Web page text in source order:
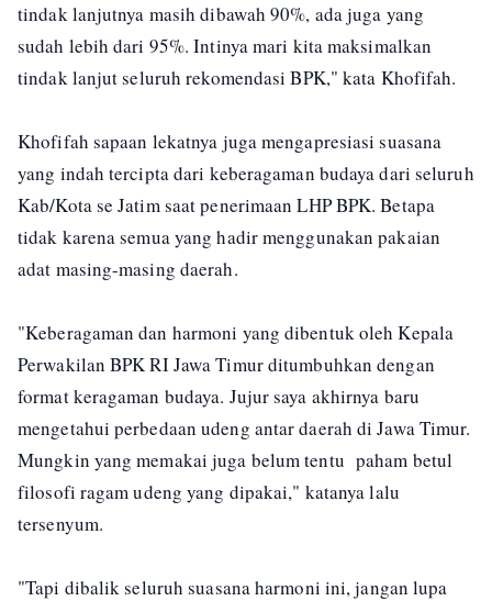
tindak lanjutnya masih dibawah 90%, ada juga yang
sudah lebih dari 95%. Intinya mari kita maksimalkan
tindak lanjut seluruh rekomendasi BPK," kata Khofifah.
Khofifah sapaan lekatnya juga mengapresiasi suasana
yang indah tercipta dari keberagaman budaya dari seluruh
Kab/Kota se Jatim saat penerimaan LHP BPK. Betapa
tidak karena semua yang hadir menggunakan pakaian
adat masing-masing daerah.
"Keberagaman dan harmoni yang dibentuk oleh Kepala
Perwakilan BPK RI Jawa Timur ditumbuhkan dengan
format keragaman budaya. Jujur saya akhirnya baru
mengetahui perbedaan udeng antar daerah di Jawa Timur.
Mungkin yang memakai juga belum tentu paham betul
filosofi ragam udeng yang dipakai," katanya lalu
tersenyum.
"Tapi dibalik seluruh suasana harmoni ini, jangan lupa